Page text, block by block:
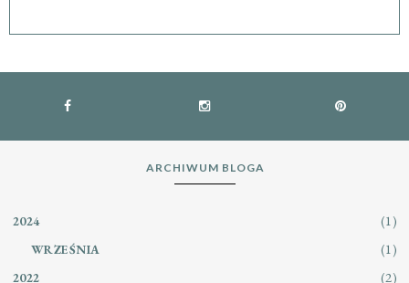
ARCHIWUM BLOGA
2024 (1)
WRZEŚNIA (1)
2022 (2)